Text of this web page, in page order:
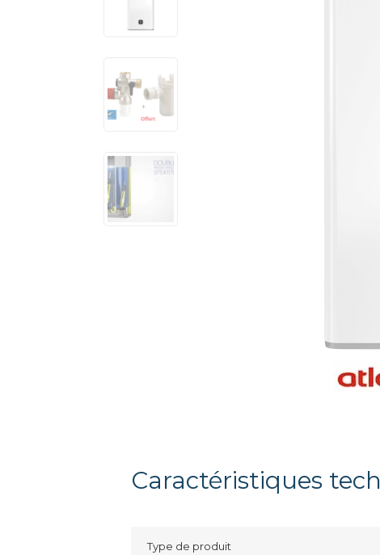
Caractéristiques
Type de produit